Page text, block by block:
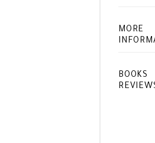
MORE
BOOKS